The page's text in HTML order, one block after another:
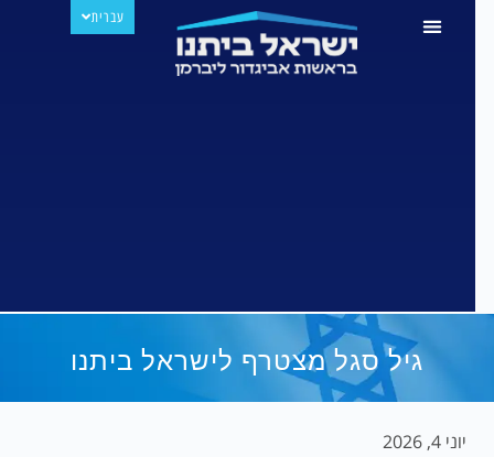
עברית
РУССКИЙ
גיל סגל מצטרף לישראל ביתנו
יוני 4, 2026